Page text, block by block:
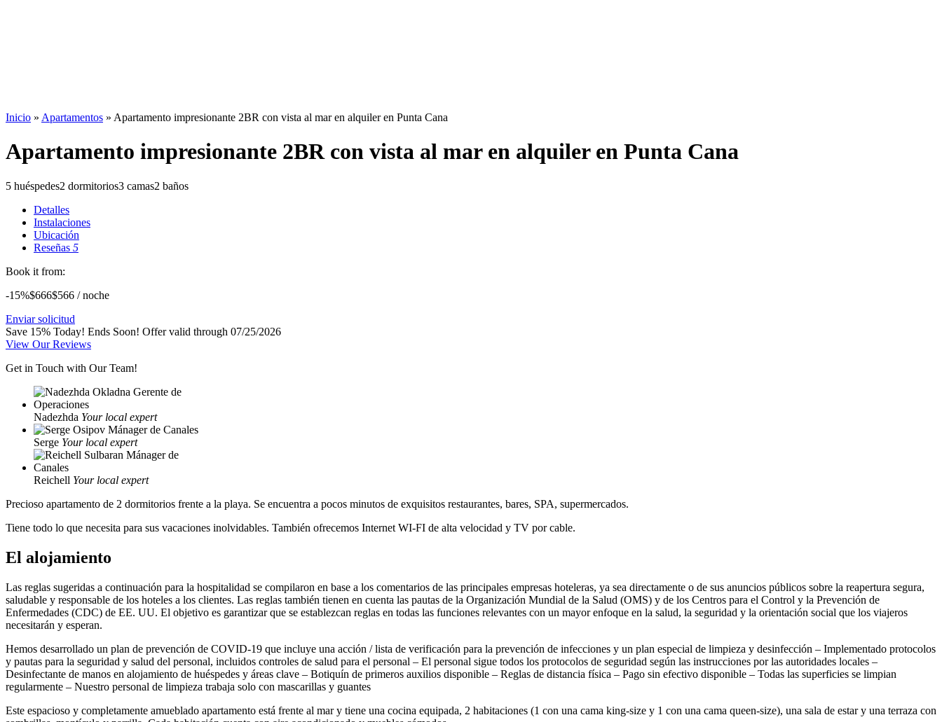
Inicio » Apartamentos » Apartamento impresionante 2BR con vista al mar en alquiler en Punta Cana
Apartamento impresionante 2BR con vista al mar en alquiler en Punta Cana
5 huéspedes2 dormitorios3 camas2 baños
Detalles
Instalaciones
Ubicación
Reseñas 5
Book it from:
-15%$666$566 / noche
Enviar solicitud
Save 15% Today! Ends Soon! Offer valid through 07/25/2026
View Our Reviews
Get in Touch with Our Team!
Nadezhda Your local expert
Serge Your local expert
Reichell Your local expert
Precioso apartamento de 2 dormitorios frente a la playa. Se encuentra a pocos minutos de exquisitos restaurantes, bares, SPA, supermercados.
Tiene todo lo que necesita para sus vacaciones inolvidables. También ofrecemos Internet WI-FI de alta velocidad y TV por cable.
El alojamiento
Las reglas sugeridas a continuación para la hospitalidad se compilaron en base a los comentarios de las principales empresas hoteleras, ya sea directamente o de sus anuncios públicos sobre la reapertura segura,
saludable y responsable de los hoteles a los clientes. Las reglas también tienen en cuenta las pautas de la Organización Mundial de la Salud (OMS) y de los Centros para el Control y la Prevención de
Enfermedades (CDC) de EE. UU. El objetivo es garantizar que se establezcan reglas en todas las funciones relevantes con un mayor enfoque en la salud, la seguridad y la orientación social que los viajeros
necesitarán y esperan.
Hemos desarrollado un plan de prevención de COVID-19 que incluye una acción / lista de verificación para la prevención de infecciones y un plan especial de limpieza y desinfección – Implementado protocolos
y pautas para la seguridad y salud del personal, incluidos controles de salud para el personal – El personal sigue todos los protocolos de seguridad según las instrucciones por las autoridades locales –
Desinfectante de manos en alojamiento de huéspedes y áreas clave – Botiquín de primeros auxilios disponible – Reglas de distancia física – Pago sin efectivo disponible – Todas las superficies se limpian
regularmente – Nuestro personal de limpieza trabaja solo con mascarillas y guantes
Este espacioso y completamente amueblado apartamento está frente al mar y tiene una cocina equipada, 2 habitaciones (1 con una cama king-size y 1 con una cama queen-size), una sala de estar y una terraza con